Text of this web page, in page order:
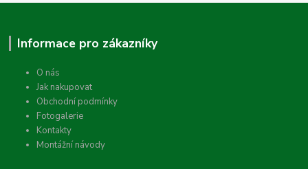
Informace pro zákazníky
O nás
Jak nakupovat
Obchodní podmínky
Fotogalerie
Kontakty
Montážní návody